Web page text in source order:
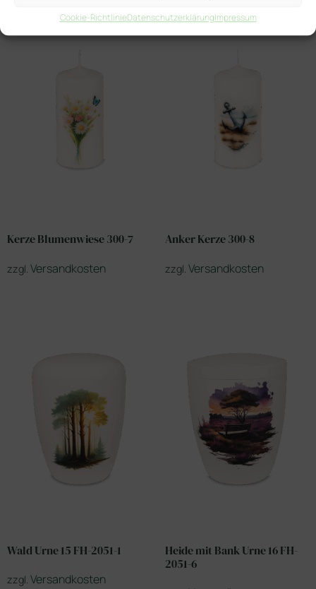
Cookie-RichtlinieDatenschutzerklärungImpressum
Kerze Blumenwiese 300-7
zzgl. Versandkosten
Anker Kerze 300-8
zzgl. Versandkosten
Wald Urne 15 FH-2051-1
zzgl. Versandkosten
Heide mit Bank Urne 16 FH-
2051-6